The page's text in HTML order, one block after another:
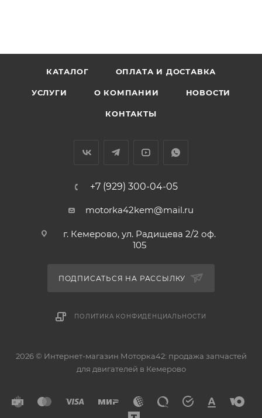
КАТАЛОГ ОПЛАТА И ДОСТАВКА
УСЛУГИ О КОМПАНИИ НОВОСТИ
КОНТАКТЫ
+7 (929) 300-04-05
motorka42kem@mail.ru
г. Кемерово, ул. Радищева 2/2 оф.
105
ПОДПИСАТЬСЯ НА РАССЫЛКУ
ПОЛИТИКА КОНФИДЕНЦИАЛЬНОСТИ
2026 © Интернет-магазин Моторка42: продажа запчастей
для двигателей в Кемерово